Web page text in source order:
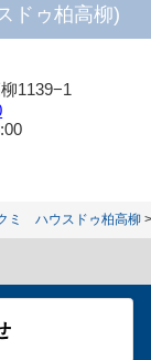
ドゥ柏高柳)
1139−1
ミ ハウスドゥ柏高柳